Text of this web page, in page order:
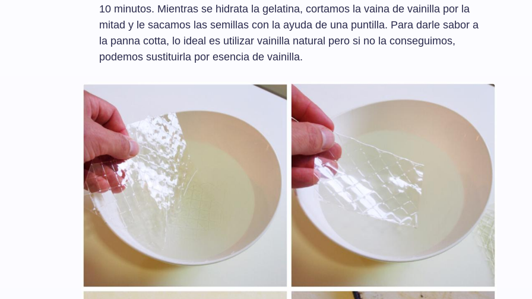
10 minutos. Mientras se hidrata la gelatina, cortamos la vaina de vainilla por la
mitad y le sacamos las semillas con la ayuda de una puntilla. Para darle sabor a
la panna cotta, lo ideal es utilizar vainilla natural pero si no la conseguimos,
podemos sustituirla por esencia de vainilla.